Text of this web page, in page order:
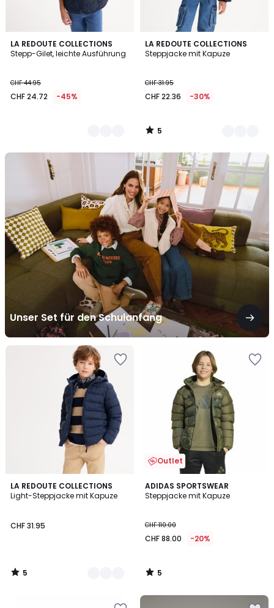
LA REDOUTE COLLECTIONS
Stepp-Gilet, leichte Ausführung
CHF 44.95
CHF 24.72 -45%
2
Farben
Unser Set für den Schulanfang
Unser
Schulanfang
LA REDOUTE COLLECTIONS
Steppjacke mit Kapuze
CHF 31.95
CHF 22.36 -30%
5
/
2
Farben
5
/
LA REDOUTE COLLECTIONS
Light-Steppjacke mit Kapuze
CHF 31.95
5
/
2
Farben
5
/
Outlet
ADIDAS SPORTSWEAR
Steppjacke mit Kapuze
CHF 110.00
CHF 88.00 -20%
5
/
5
/